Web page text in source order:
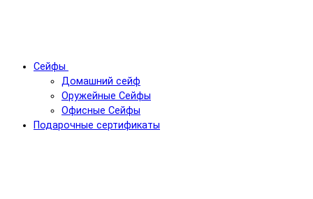
Сейфы
Домашний сейф
Оружейные Сейфы
Офисные Сейфы
Подарочные сертификаты